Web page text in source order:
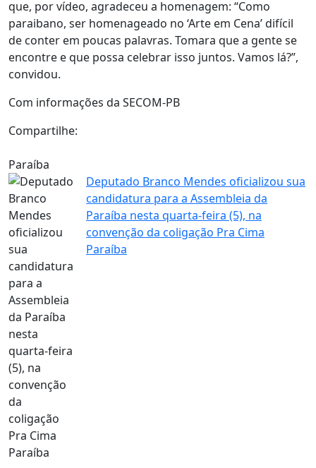
que, por vídeo, agradeceu a homenagem: “Como
paraibano, ser homenageado no ‘Arte em Cena’ difícil
de conter em poucas palavras. Tomara que a gente se
encontre e que possa celebrar isso juntos. Vamos lá?”,
convidou.
Com informações da SECOM-PB
Compartilhe:
Paraíba
Deputado Branco Mendes oficializou sua
candidatura para a Assembleia da
Paraíba nesta quarta-feira (5), na
convenção da coligação Pra Cima
Paraíba